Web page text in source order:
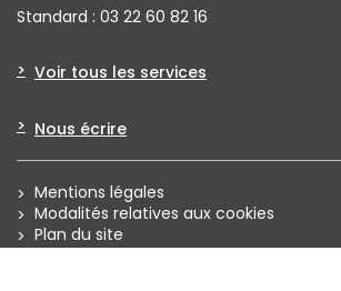
Standard : 03 22 60 82 16
Voir tous les services
Nous écrire
Mentions légales
Modalités relatives aux cookies
Plan du site